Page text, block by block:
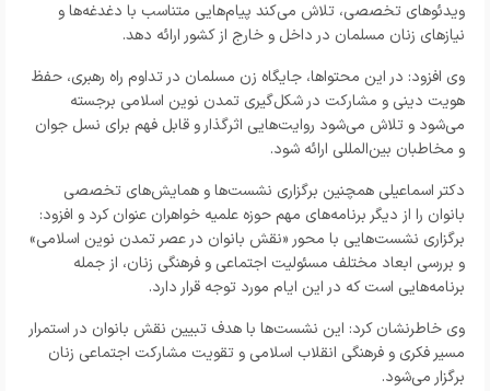
ویدئوهای تخصصی، تلاش می‌کند پیام‌هایی متناسب با دغدغه‌ها و
نیازهای زنان مسلمان در داخل و خارج از کشور ارائه دهد.
وی افزود: در این محتواها، جایگاه زن مسلمان در تداوم راه رهبری، حفظ
هویت دینی و مشارکت در شکل‌گیری تمدن نوین اسلامی برجسته
می‌شود و تلاش می‌شود روایت‌هایی اثرگذار و قابل فهم برای نسل جوان
و مخاطبان بین‌المللی ارائه شود.
دکتر اسماعیلی همچنین برگزاری نشست‌ها و همایش‌های تخصصی
بانوان را از دیگر برنامه‌های مهم حوزه علمیه خواهران عنوان کرد و افزود:
برگزاری نشست‌هایی با محور «نقش بانوان در عصر تمدن نوین اسلامی»
و بررسی ابعاد مختلف مسئولیت اجتماعی و فرهنگی زنان، از جمله
برنامه‌هایی است که در این ایام مورد توجه قرار دارد.
وی خاطرنشان کرد: این نشست‌ها با هدف تبیین نقش بانوان در استمرار
مسیر فکری و فرهنگی انقلاب اسلامی و تقویت مشارکت اجتماعی زنان
برگزار می‌شود.